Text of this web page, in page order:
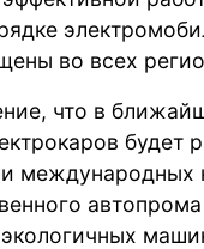
во всех
что в
будет
международных